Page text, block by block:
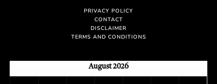
PRIVACY POLICY
CONTACT
DISCLAIMER
TERMS AND CONDITIONS
August 2026